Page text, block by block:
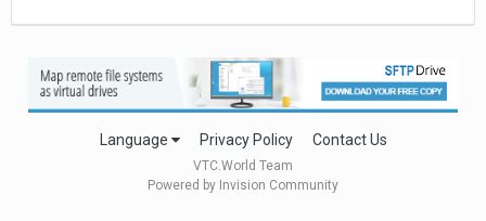
Language Privacy Policy Contact Us
VTC.World Team
Powered by Invision Community